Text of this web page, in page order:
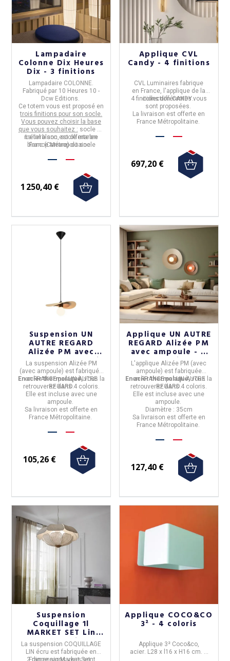
Lampadaire
Colonne Dix Heures
Dix - 3 finitions
Lampadaire COLONNE.
Fabriqué par 10 Heures 10 -
Dcw Editions.
Ce totem vous est proposé en
trois finitions pour son socle.
Vous pouvez choisir la base
que vous souhaitez : socle en
métal blanc, socle marbre
blanc (Carrare) ou socle
La livraison est offerte en
France Métropolitaine.
1 250,40 €
Applique CVL
Candy - 4 finitions
CVL Luminaires fabrique
en France l'applique de la
collectionCANDY.
4 finitionsdifférentes vous
sont proposées.
La livraison est offerte en
France Métropolitaine.
697,20 €
Suspension UN
AUTRE REGARD
Alizée PM avec
ampoule - 4 coloris
La suspension Alizée PM
(avec ampoule) est fabriquée
enFRANCEparUN AUTRE
REGARD.
En acier thermolaqué,vous la
retrouverez dans4 coloris.
Elle est incluse avec une
ampoule.
Sa livraison est offerte en
France Métropolitaine.
105,26 €
Applique UN AUTRE
REGARD Alizée PM
avec ampoule - 4
coloris
L'applique Alizée PM (avec
ampoule) est fabriquée
enFRANCEparUN AUTRE
REGARD.
En acier thermolaqué,vous la
retrouverez dans4 coloris.
Elle est incluse avec une
ampoule.
Diamètre : 35cm
Sa livraison est offerte en
France Métropolitaine.
127,40 €
Suspension
Coquillage 1l
MARKET SET Lin
écru - 2 tailles
La suspension COQUILLAGE
LIN écru est fabriquée en
FranceparMarket Set.
2 dimensionsvous sont
Applique COCO&CO
3² - 4 coloris
Applique 3²Coco&co,
acier. L28 x l16 x H16 cm. 4